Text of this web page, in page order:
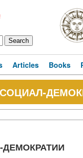
Articles Books